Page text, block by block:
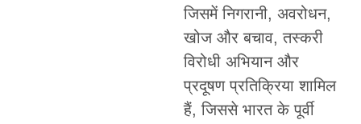
जिसमें निगरानी, अवरोधन,
खोज और बचाव, तस्करी
विरोधी अभियान और
प्रदूषण प्रतिक्रिया शामिल
हैं, जिससे भारत के पूर्वी